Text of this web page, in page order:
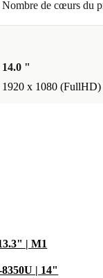
Nombre de cœurs du
14.0 "
1920 x 1080 (FullHD)
| M1
| 14"